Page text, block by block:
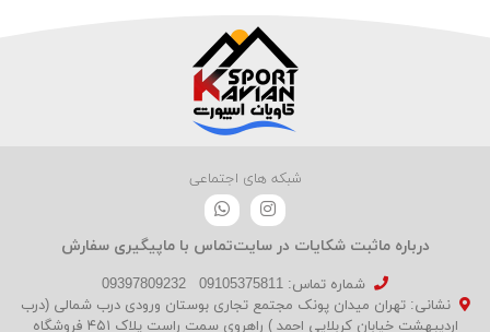
شبکه های اجتماعی
درباره ماثبت شکایات در سایتتماس با ماپیگیری سفارش
شماره تماس‌: 09105375811
09397809232
نشانی: تهران میدان پونک مجتمع تجاری بوستان ورودی درب شمالی (درب
اردیبهشت خیابان کربلایی احمد ) راهروی سمت راست پلاک ۴۵۱ فروشگاه